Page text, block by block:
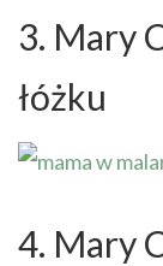
3. Mary
łóżku
4. Mary